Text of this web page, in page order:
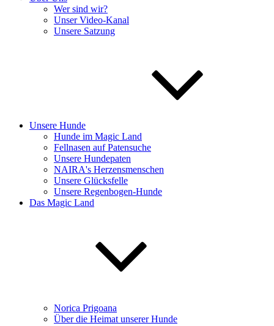
Wer sind wir?
Unser Video-Kanal
Unsere Satzung
Unsere Hunde
Hunde im Magic Land
Fellnasen auf Patensuche
Unsere Hundepaten
NAIRA's Herzensmenschen
Unsere Glücksfelle
Unsere Regenbogen-Hunde
Das Magic Land
Norica Prigoana
Über die Heimat unserer Hunde